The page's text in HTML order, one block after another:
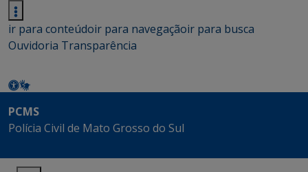
ir para conteúdoir para navegaçãoir para busca
Ouvidoria Transparência
PCMS
Polícia Civil de Mato Grosso do Sul